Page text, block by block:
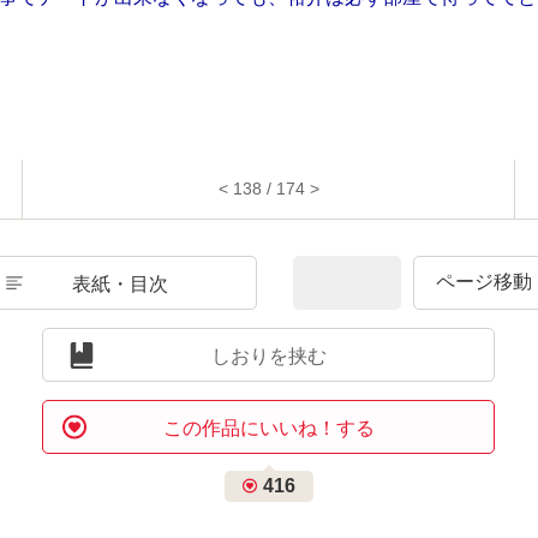
< 138 / 174 >
表紙・目次
しおりを挟む
この作品にいいね！する
416